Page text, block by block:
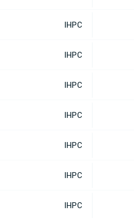
IHPC
IHPC
IHPC
IHPC
IHPC
IHPC
IHPC